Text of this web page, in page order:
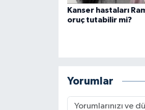
Kanser hastaları
oruç tutabilir mi?
Yorumlar